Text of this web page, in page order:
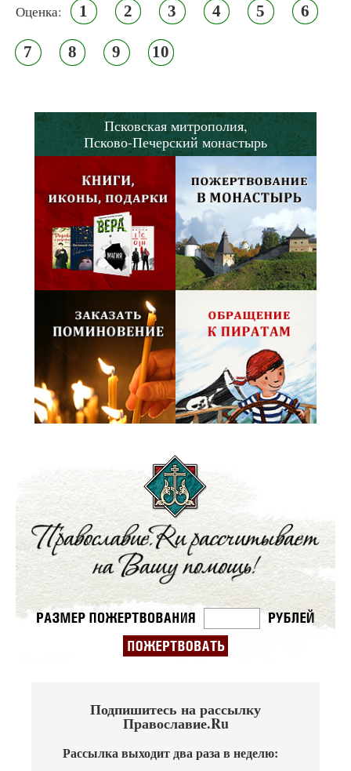
Оценка: 1 2 3 4 5 6
7 8 9 10
Псковская митрополия,
Псково-Печерский монастырь
Подпишитесь на рассылку
Православие.Ru
Рассылка выходит два раза в неделю: